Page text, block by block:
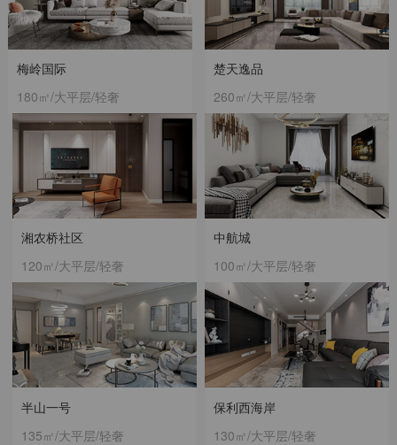
梅岭国际
180㎡/大平层/轻奢
楚天逸品
260㎡/大平层/轻奢
中航城
100㎡/大平层/轻奢
湘农桥社区
120㎡/大平层/轻奢
保利西海岸
130㎡/大平层/轻奢
半山一号
135㎡/大平层/轻奢